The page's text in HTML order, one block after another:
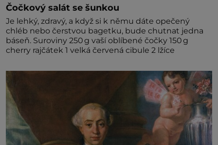
Čočkový salát se šunkou
Je lehký, zdravý, a když si k němu dáte opečený
chléb nebo čerstvou bagetku, bude chutnat jedna
báseň. Suroviny 250 g vaší oblíbené čočky 150 g
cherry rajčátek 1 velká červená cibule 2 lžíce